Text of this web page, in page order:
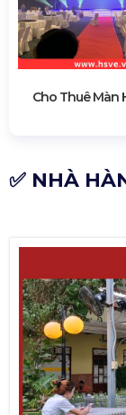
Cho Thuê Màn
✅ NHÀ